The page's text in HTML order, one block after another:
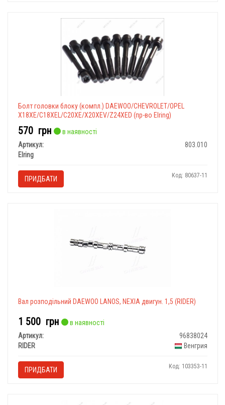
Болт головки блоку (компл.) DAEWOO/CHEVROLET/OPEL
X18XE/C18XEL/C20XE/X20XEV/Z24XED (пр-во Elring)
570 грн
в наявності
Артикул:
803.010
Elring
ПРИДБАТИ Код: 80637-11
Вал розподільний DAEWOO LANOS, NEXIA двигун. 1,5 (RIDER)
1 500 грн
в наявності
Артикул:
96838024
RIDER
Венгрия
ПРИДБАТИ Код: 103353-11